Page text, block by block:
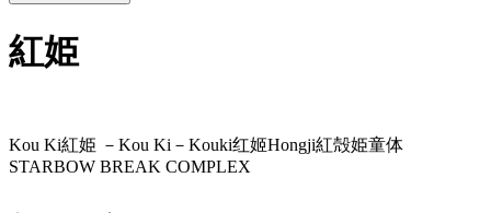
紅姫
Kou Ki紅姫 －Kou Ki－ Kouki红姬Hongji紅殻姫童体
STARBOW BREAK COMPLEX